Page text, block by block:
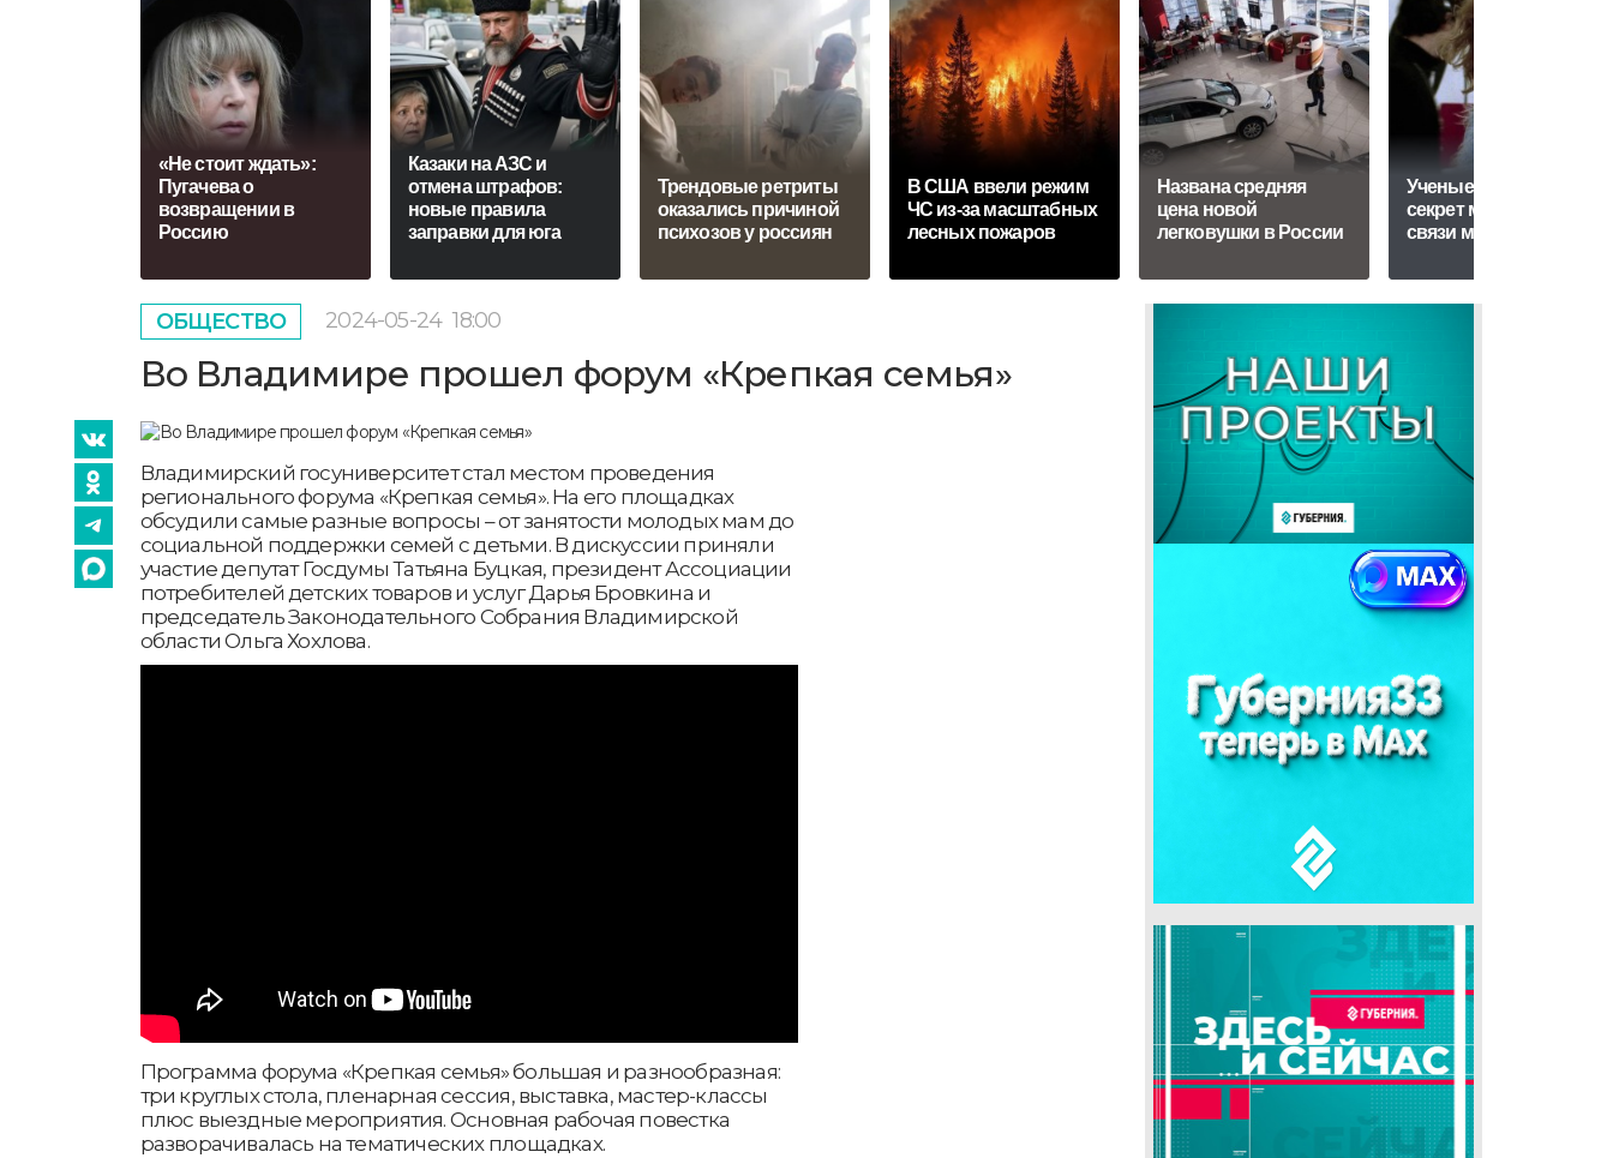
«Не стоит ждать»:
Пугачева о
возвращении в
Россию
Кaзaки нa AЗC и
oтмeнa штрaфoв:
нoвыe прaвилa
зaпрaвки для югa
Трендовые ретриты
оказались причиной
психозов у россиян
В США ввели режим
ЧС из-за масштабных
лесных пожаров
Названа средняя
цена новой
легковушки в России
Ученые раскрыли
секрет мгновенной
связи между людьми
ОБЩЕСТВО 2024-05-24 18:00
Во Владимире прошел форум «Крепкая семья»
Владимирский госуниверситет стал местом проведения
регионального форума «Крепкая семья». На его площадках
обсудили самые разные вопросы – от занятости молодых мам до
социальной поддержки семей с детьми. В дискуссии приняли
участие депутат Госдумы Татьяна Буцкая, президент Ассоциации
потребителей детских товаров и услуг Дарья Бровкина и
председатель Законодательного Собрания Владимирской
области Ольга Хохлова.
Программа форума «Крепкая семья» большая и разнообразная:
три круглых стола, пленарная сессия, выставка, мастер-классы
плюс выездные мероприятия. Основная рабочая повестка
разворачивалась на тематических площадках.